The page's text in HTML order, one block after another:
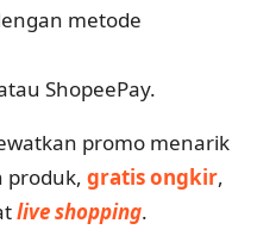
metode
ShopeePay.
promo menarik
produk, gratis ongkir,
live shopping.